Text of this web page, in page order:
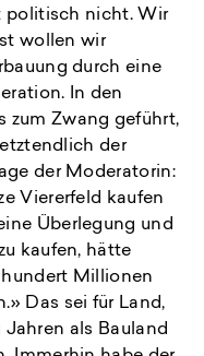
politisch nicht. Wir
wollen wir
durch eine
In den
zum Zwang geführt,
der
der Moderatorin:
Viererfeld kaufen
Überlegung und
kaufen, hätte
Millionen
Das sei für Land,
als Bauland